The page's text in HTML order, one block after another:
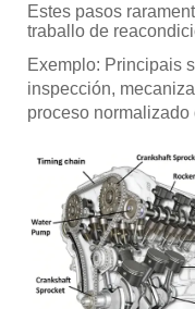
Estes pasos
traballo de
Exemplo: Principais
inspección,
proceso